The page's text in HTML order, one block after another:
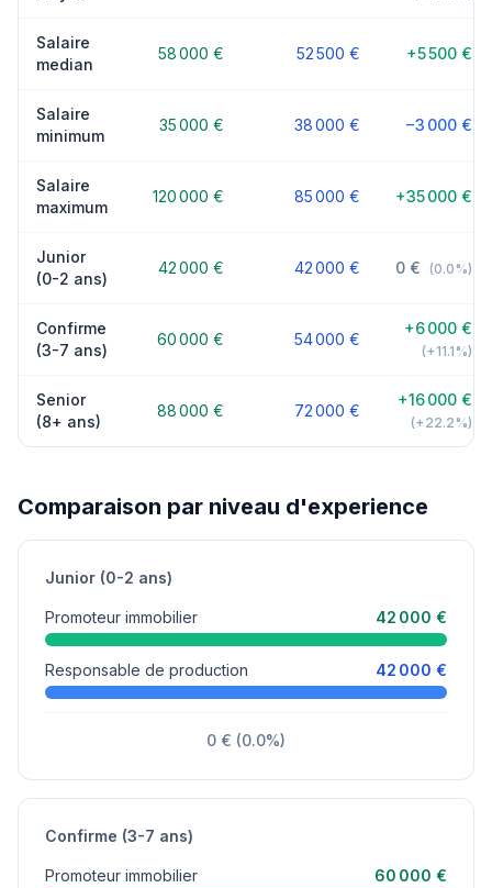
Salaire
median
58 000 € 52 500 € +5 500 €
Salaire
minimum
35 000 € 38 000 € −3 000 €
Salaire
maximum
120 000 € 85 000 € +35 000 €
Junior
(0-2 ans)
42 000 € 42 000 € 0 € (0.0%)
Confirme
(3-7 ans)
60 000 € 54 000 €
+6 000 €
(+11.1%)
Senior
(8+ ans)
88 000 € 72 000 €
+16 000 €
(+22.2%)
Comparaison par niveau d'experience
Junior (0-2 ans)
Promoteur immobilier 42 000 €
Responsable de production 42 000 €
0 € (0.0%)
Confirme (3-7 ans)
Promoteur immobilier 60 000 €